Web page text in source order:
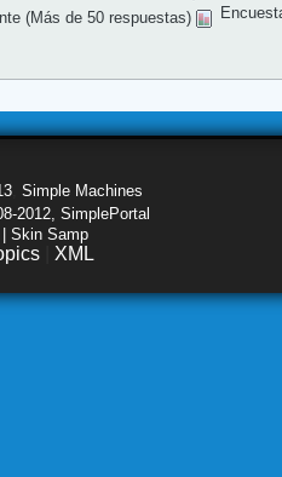
(Más de 50 respuestas)
Simple Machines
2012, SimplePortal
Skin Samp
XML